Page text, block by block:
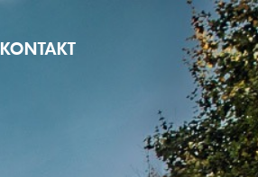
KONTAKT